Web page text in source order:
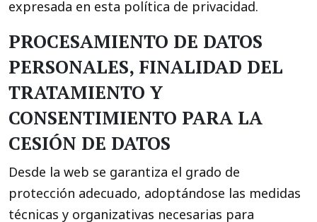
expresada en esta política de privacidad.
PROCESAMIENTO DE DATOS
PERSONALES, FINALIDAD DEL
TRATAMIENTO Y
CONSENTIMIENTO PARA LA
CESIÓN DE DATOS
Desde la web se garantiza el grado de
protección adecuado, adoptándose las medidas
técnicas y organizativas necesarias para